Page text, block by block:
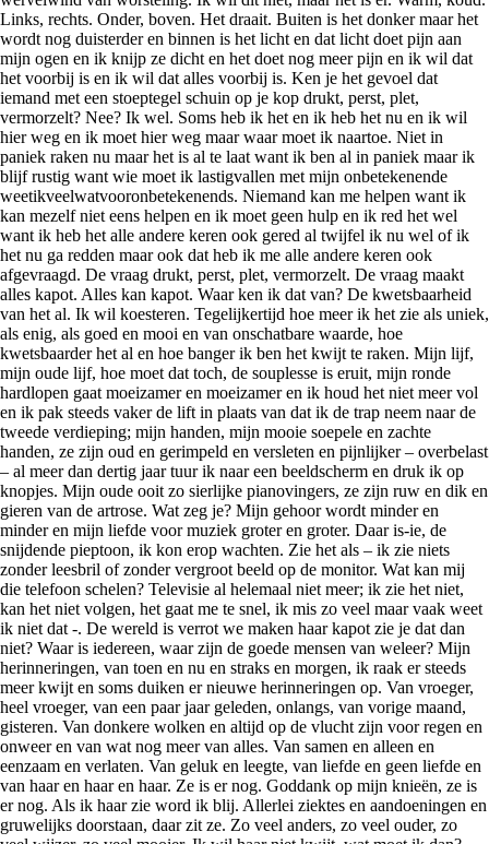
Links, rechts. Onder, boven. Het draait. Buiten is het donker maar het
wordt nog duisterder en binnen is het licht en dat licht doet pijn aan
mijn ogen en ik knijp ze dicht en het doet nog meer pijn en ik wil dat
het voorbij is en ik wil dat alles voorbij is. Ken je het gevoel dat
iemand met een stoeptegel schuin op je kop drukt, perst, plet,
vermorzelt? Nee? Ik wel. Soms heb ik het en ik heb het nu en ik wil
hier weg en ik moet hier weg maar waar moet ik naartoe. Niet in
paniek raken nu maar het is al te laat want ik ben al in paniek maar ik
blijf rustig want wie moet ik lastigvallen met mijn onbetekenende
weetikveelwatvooronbetekenends. Niemand kan me helpen want ik
kan mezelf niet eens helpen en ik moet geen hulp en ik red het wel
want ik heb het alle andere keren ook gered al twijfel ik nu wel of ik
het nu ga redden maar ook dat heb ik me alle andere keren ook
afgevraagd. De vraag drukt, perst, plet, vermorzelt. De vraag maakt
alles kapot. Alles kan kapot. Waar ken ik dat van? De kwetsbaarheid
van het al. Ik wil koesteren. Tegelijkertijd hoe meer ik het zie als uniek,
als enig, als goed en mooi en van onschatbare waarde, hoe
kwetsbaarder het al en hoe banger ik ben het kwijt te raken. Mijn lijf,
mijn oude lijf, hoe moet dat toch, de souplesse is eruit, mijn ronde
hardlopen gaat moeizamer en moeizamer en ik houd het niet meer vol
en ik pak steeds vaker de lift in plaats van dat ik de trap neem naar de
tweede verdieping; mijn handen, mijn mooie soepele en zachte
handen, ze zijn oud en gerimpeld en versleten en pijnlijker – overbelast
– al meer dan dertig jaar tuur ik naar een beeldscherm en druk ik op
knopjes. Mijn oude ooit zo sierlijke pianovingers, ze zijn ruw en dik en
gieren van de artrose. Wat zeg je? Mijn gehoor wordt minder en
minder en mijn liefde voor muziek groter en groter. Daar is-ie, de
snijdende pieptoon, ik kon erop wachten. Zie het als – ik zie niets
zonder leesbril of zonder vergroot beeld op de monitor. Wat kan mij
die telefoon schelen? Televisie al helemaal niet meer; ik zie het niet,
kan het niet volgen, het gaat me te snel, ik mis zo veel maar vaak weet
ik niet dat -. De wereld is verrot we maken haar kapot zie je dat dan
niet? Waar is iedereen, waar zijn de goede mensen van weleer? Mijn
herinneringen, van toen en nu en straks en morgen, ik raak er steeds
meer kwijt en soms duiken er nieuwe herinneringen op. Van vroeger,
heel vroeger, van een paar jaar geleden, onlangs, van vorige maand,
gisteren. Van donkere wolken en altijd op de vlucht zijn voor regen en
onweer en van wat nog meer van alles. Van samen en alleen en
eenzaam en verlaten. Van geluk en leegte, van liefde en geen liefde en
van haar en haar en haar. Ze is er nog. Goddank op mijn knieën, ze is
er nog. Als ik haar zie word ik blij. Allerlei ziektes en aandoeningen en
gruwelijks doorstaan, daar zit ze. Zo veel anders, zo veel ouder, zo